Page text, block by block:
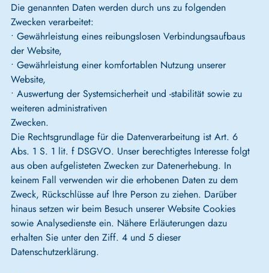
Die genannten Daten werden durch uns zu folgenden
Zwecken verarbeitet:
• Gewährleistung eines reibungslosen Verbindungsaufbaus
der Website,
• Gewährleistung einer komfortablen Nutzung unserer
Website,
• Auswertung der Systemsicherheit und -stabilität sowie zu
weiteren administrativen
Zwecken.
Die Rechtsgrundlage für die Datenverarbeitung ist Art. 6
Abs. 1 S. 1 lit. f DSGVO. Unser berechtigtes Interesse folgt
aus oben aufgelisteten Zwecken zur Datenerhebung. In
keinem Fall verwenden wir die erhobenen Daten zu dem
Zweck, Rückschlüsse auf Ihre Person zu ziehen. Darüber
hinaus setzen wir beim Besuch unserer Website Cookies
sowie Analysedienste ein. Nähere Erläuterungen dazu
erhalten Sie unter den Ziff. 4 und 5 dieser
Datenschutzerklärung.